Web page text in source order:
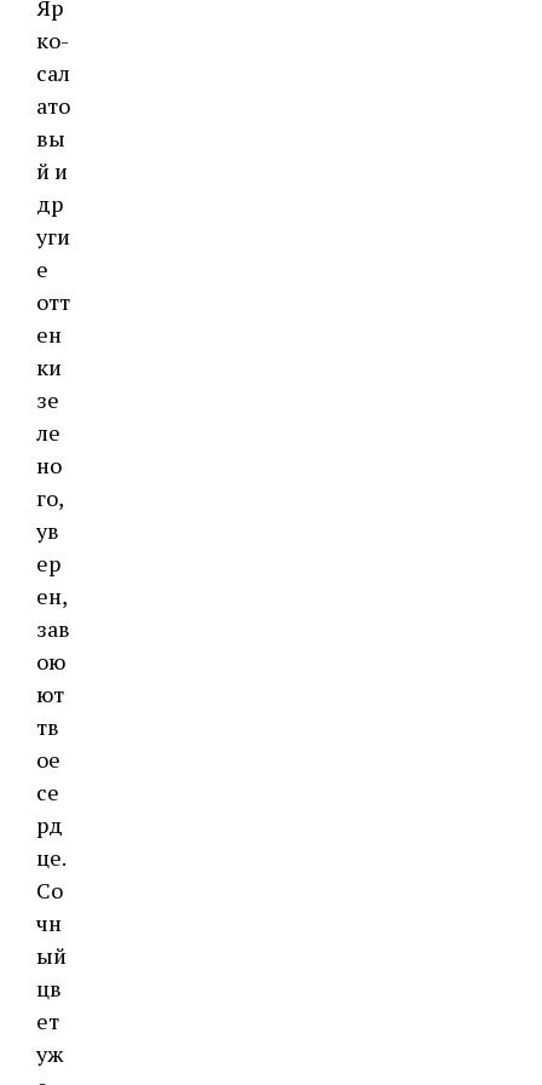
Яр
ко-
сал
ато
вы
й и
др
уги
е
отт
ен
ки
зе
ле
но
го,
ув
ер
ен,
зав
ою
ют
тв
ое
се
рд
це.
Со
чн
ый
цв
ет
уж